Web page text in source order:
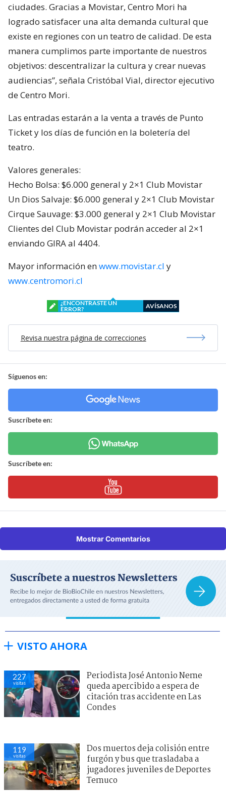
ciudades. Gracias a Movistar, Centro Mori ha
logrado satisfacer una alta demanda cultural que
existe en regiones con un teatro de calidad. De esta
manera cumplimos parte importante de nuestros
objetivos: descentralizar la cultura y crear nuevas
audiencias”, señala Cristóbal Vial, director ejecutivo
de Centro Mori.
Las entradas estarán a la venta a través de Punto
Ticket y los días de función en la boletería del
teatro.
Valores generales:
Hecho Bolsa: $6.000 general y 2×1 Club Movistar
Un Dios Salvaje: $6.000 general y 2×1 Club Movistar
Cirque Sauvage: $3.000 general y 2×1 Club Movistar
Clientes del Club Movistar podrán acceder al 2×1
enviando GIRA al 4404.
Mayor información enwww.movistar.cl y
www.centromori.cl
¿ENCONTRASTE UN
ERROR?
AVÍSANOS
Revisa nuestra página de correcciones
Síguenos en:
Suscríbete en:
Suscríbete en:
Mostrar Comentarios
VISTO AHORA
227
visitas
Periodista José Antonio Neme
queda apercibido a espera de
citación tras accidente en Las
Condes
119
visitas
Dos muertos deja colisión entre
furgón y bus que trasladaba a
jugadores juveniles de Deportes
Temuco